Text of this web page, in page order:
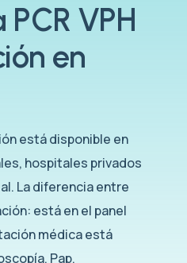
VPH
en
está disponible en
hospitales privados
La diferencia entre
está en el panel
médica está
Pap,